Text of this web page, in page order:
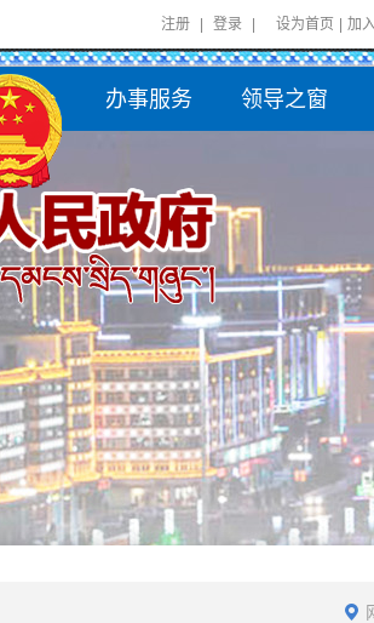
注册 登录 设为首页 加
办事服务 领导之窗